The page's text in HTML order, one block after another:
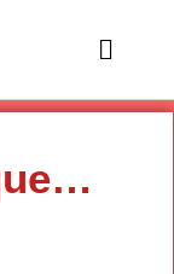
Main